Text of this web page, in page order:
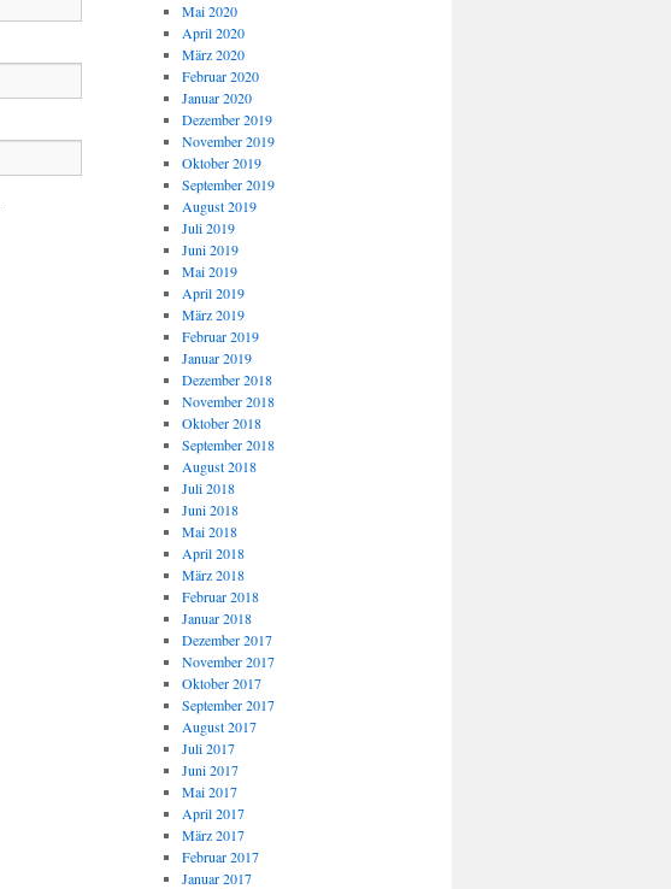
Mai 2020
April 2020
März 2020
Februar 2020
Januar 2020
Dezember 2019
November 2019
Oktober 2019
September 2019
August 2019
Juli 2019
Juni 2019
Mai 2019
April 2019
März 2019
Februar 2019
Januar 2019
Dezember 2018
November 2018
Oktober 2018
September 2018
August 2018
Juli 2018
Juni 2018
Mai 2018
April 2018
März 2018
Februar 2018
Januar 2018
Dezember 2017
November 2017
Oktober 2017
September 2017
August 2017
Juli 2017
Juni 2017
Mai 2017
April 2017
März 2017
Februar 2017
Januar 2017